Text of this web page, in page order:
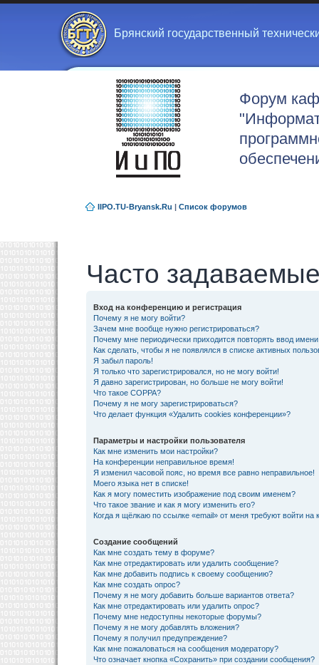
Брянский государственный
Форум
IIPO.TU-Bryansk.Ru | Список форумов
Часто
Вход на конференцию и регистрация
Почему я не могу войти?
Зачем мне вообще нужно регистрироваться?
Почему мне периодически приходится повторять ввод
Как сделать, чтобы я не появлялся в списке активных
Я забыл пароль!
Я только что зарегистрировался, но не могу войти!
Я давно зарегистрирован, но больше не могу войти!
Что такое COPPA?
Почему я не могу зарегистрироваться?
Что делает функция «Удалить cookies конференции»?
Параметры и настройки пользователя
Как мне изменить мои настройки?
На конференции неправильное время!
Я изменил часовой пояс, но время все равно неправильное!
Моего языка нет в списке!
Как я могу поместить изображение под своим именем?
Что такое звание и как я могу изменить его?
Когда я щёлкаю по ссылке «email» от меня требуют войти на
Создание сообщений
Как мне создать тему в форуме?
Как мне отредактировать или удалить сообщение?
Как мне добавить подпись к своему сообщению?
Как мне создать опрос?
Почему я не могу добавить больше вариантов ответа?
Как мне отредактировать или удалить опрос?
Почему мне недоступны некоторые форумы?
Почему я не могу добавлять вложения?
Почему я получил предупреждение?
Как мне пожаловаться на сообщения модератору?
Что означает кнопка «Сохранить» при создании сообщения?